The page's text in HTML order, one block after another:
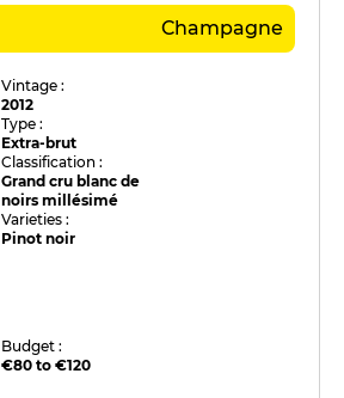
Champagne
Vintage :
2012
Type :
Extra-brut
Classification :
Grand cru blanc de
noirs millésimé
Varieties :
Pinot noir
Budget :
€80 to €120